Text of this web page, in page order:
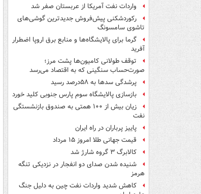
واردات نفت آمریکا از عربستان صفر شد
رکوردشکنی پیش‌فروش جدیدترین گوشی‌های
تاشوی سامسونگ
گرما برای پالایشگاه‌ها و منابع برق اروپا اضطرار
آفرید
توقف طولانی کامیون‌ها پشت مرز؛
صورت‌حساب سنگینی که به اقتصاد می‌رسد
پرشدگی سدها به ۵۸درصد رسید
بازسازی پالایشگاه سوم پارس جنوبی کلید خورد
زیان بیش از ۱۰۰ همتی به صندوق‌ بازنشستگی
نفت
پاییز پرباران در راه ایران
قیمت جهانی طلا امروز ۱۵ مرداد
کالابرگ ۳ گروه شارژ شد
شنیده شدن صدای دو انفجار در نزدیکی تنگه
هرمز
کاهش شدید واردات نفت چین به دلیل جنگ